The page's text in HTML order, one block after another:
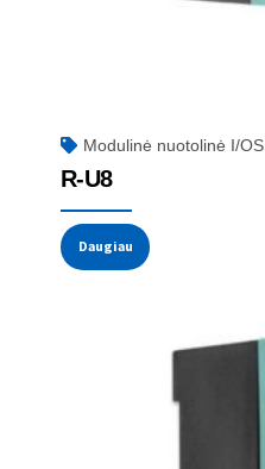
Modulinė nuotolinė I/OS
R-U8
Daugiau